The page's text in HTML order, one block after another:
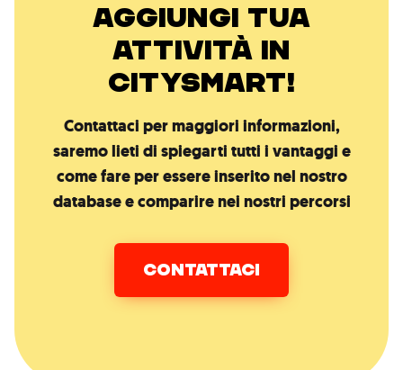
AGGIUNGI TUA
ATTIVITÀ IN
CITYSMART!
Contattaci per maggiori informazioni,
saremo lieti di spiegarti tutti i vantaggi e
come fare per essere inserito nel nostro
database e comparire nei nostri percorsi
CONTATTACI